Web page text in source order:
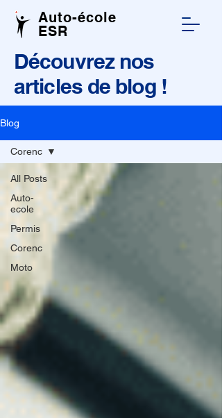
Auto-école
ESR
Découvrez nos
articles de blog !
Blog
All Posts
Auto-
ecole
Permis
Corenc
Moto
Corenc